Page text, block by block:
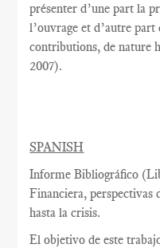
présenter d’une part la
l’ouvrage et d’autre
contributions, de nature
2007).
SPANISH
Informe Bibliográfico
Financiera, perspectivas
hasta la crisis.
El objetivo de este